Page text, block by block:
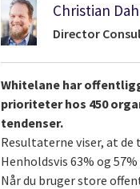
Christian
Director
Whitelane har
prioriteter hos 450
tendenser.
Resultaterne viser, at
Henholdsvis 63% og
Når du bruger store